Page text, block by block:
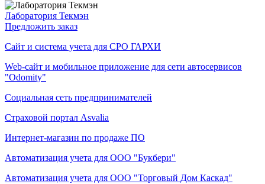
Лаборатория Текмэн
Предложить заказ
Сайт и система учета для СРО ГАРХИ
Web-сайт и мобильное приложение для сети автосервисов
"Odomity"
Социальная сеть предпринимателей
Страховой портал Asvalia
Интернет-магазин по продаже ПО
Автоматизация учета для ООО "Букбери"
Автоматизация учета для ООО "Торговый Дом Каскад"